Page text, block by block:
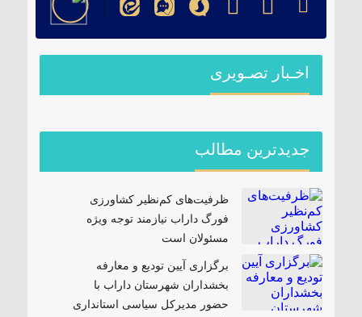
اخـبار تصـویری
جدیدترین مطالب
ظرفیت‌های کم‌نظیر کشاورزی
فورگ داراب نیازمند توجه ویژه
مسئولان است
برگزاری آیین تودیع و معارفه
بخشداران شهرستان داراب با
حضور مدیرکل سیاسی استانداری